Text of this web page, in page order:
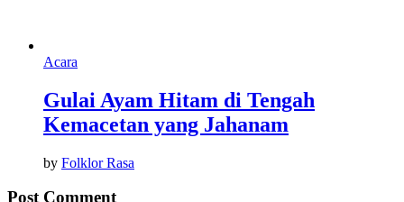
Acara
Gulai Ayam Hitam di Tengah
Kemacetan yang Jahanam
by Folklor Rasa
Post Comment